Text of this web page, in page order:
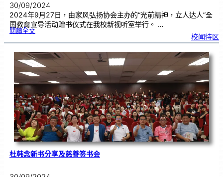
30/09/2024
2024年9月27日，由家风弘扬协会主办的“光前精神，立人达人”全
国教育宣导活动赠书仪式在我校新视听室举行。 …
閱讀全文:森
扬
前
精
神
之
华
小
、
华
中
及
独
赠
书
仪
式
校闻特区
杜韩念新书分享及慈善签书会